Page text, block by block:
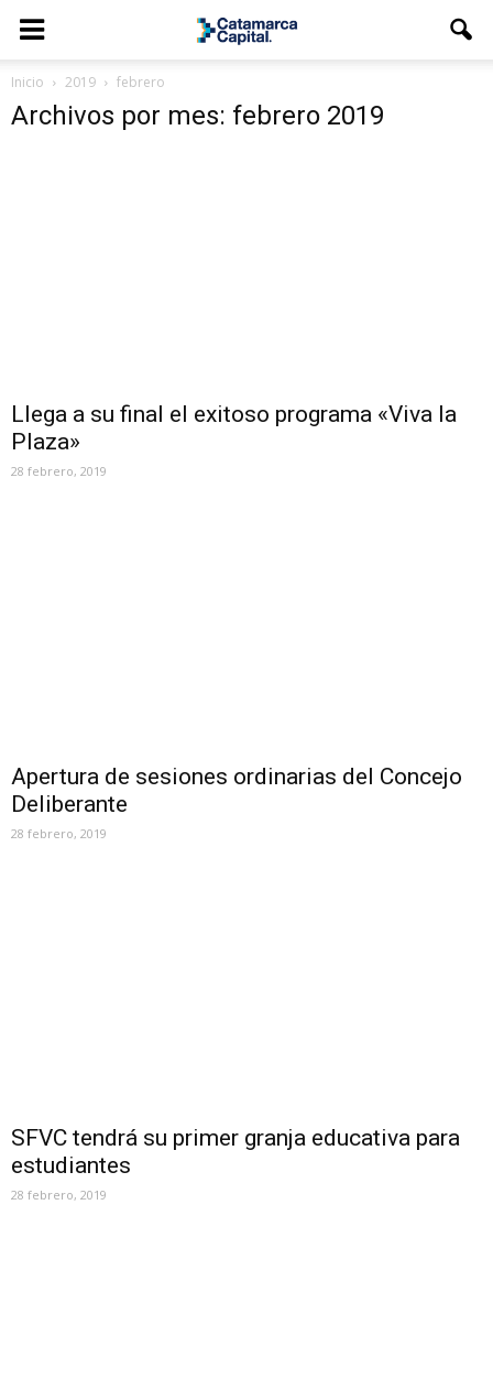
Inicio 2019 febrero
Archivos por mes: febrero 2019
Llega a su final el exitoso programa «Viva la
Plaza»
28 febrero, 2019
Apertura de sesiones ordinarias del Concejo
Deliberante
28 febrero, 2019
SFVC tendrá su primer granja educativa para
estudiantes
28 febrero, 2019